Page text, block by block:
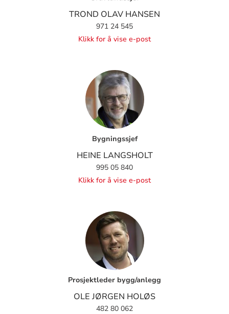
TROND OLAV HANSEN
971 24 545
Klikk for å vise e-post
Bygningssjef
HEINE LANGSHOLT
995 05 840
Klikk for å vise e-post
Prosjektleder bygg/anlegg
OLE JØRGEN HOLØS
482 80 062